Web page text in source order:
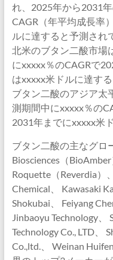
れ、2025年から2031
CAGR（年平均成長率
ルに達すると予測され
北米のブタン二酸市場
にxxxxx％のCAGRで
はxxxxx米ドルに達する
ブタン二酸のアジア太
測期間中にxxxxx％の
2031年までにxxxxx米
ブタン二酸の主なグロ
Biosciences（
Roquette（Reverdia）
Chemical、 Kawasaki
Shokubai、 Feiyang
Jinbaoyu Technology、
Technology Co., LTD、
Co.,ltd.、 Weinan